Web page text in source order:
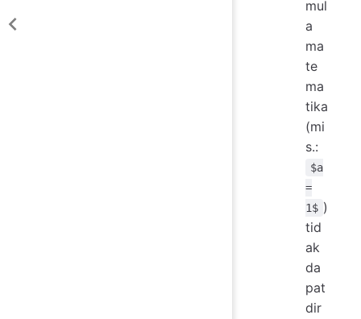
mul
a
ma
te
ma
tika
(mi
s.:
$a
=
1$ )
tid
ak
da
pat
dir